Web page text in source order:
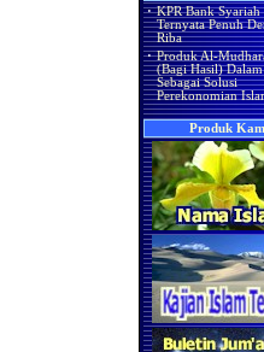
· KPR Bank Syariah
Ternyata Penuh
Riba
· Produk Al-
(Bagi Hasil)
Sebagai Solusi
Perekonomian
Produk